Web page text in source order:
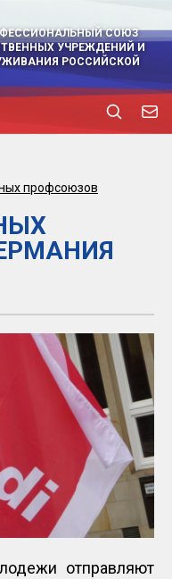
СОЮЗ
УЧРЕЖДЕНИЙ И
РОССИЙСКОЙ
профсоюзов
отправляют